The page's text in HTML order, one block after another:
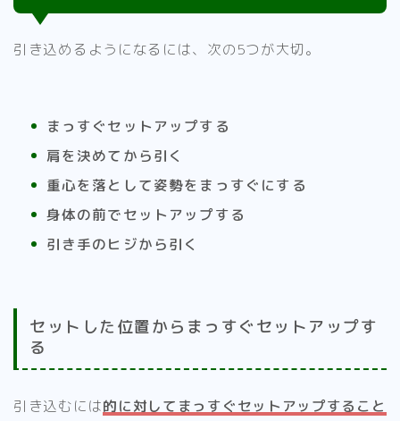
引き込めるようになるには、次の5つが大切。
まっすぐセットアップする
肩を決めてから引く
重心を落として姿勢をまっすぐにする
身体の前でセットアップする
引き手のヒジから引く
セットした位置からまっすぐセットアップす
る
引き込むには的に対してまっすぐセットアップすること